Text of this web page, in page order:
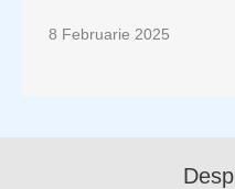
8 Februarie 2025